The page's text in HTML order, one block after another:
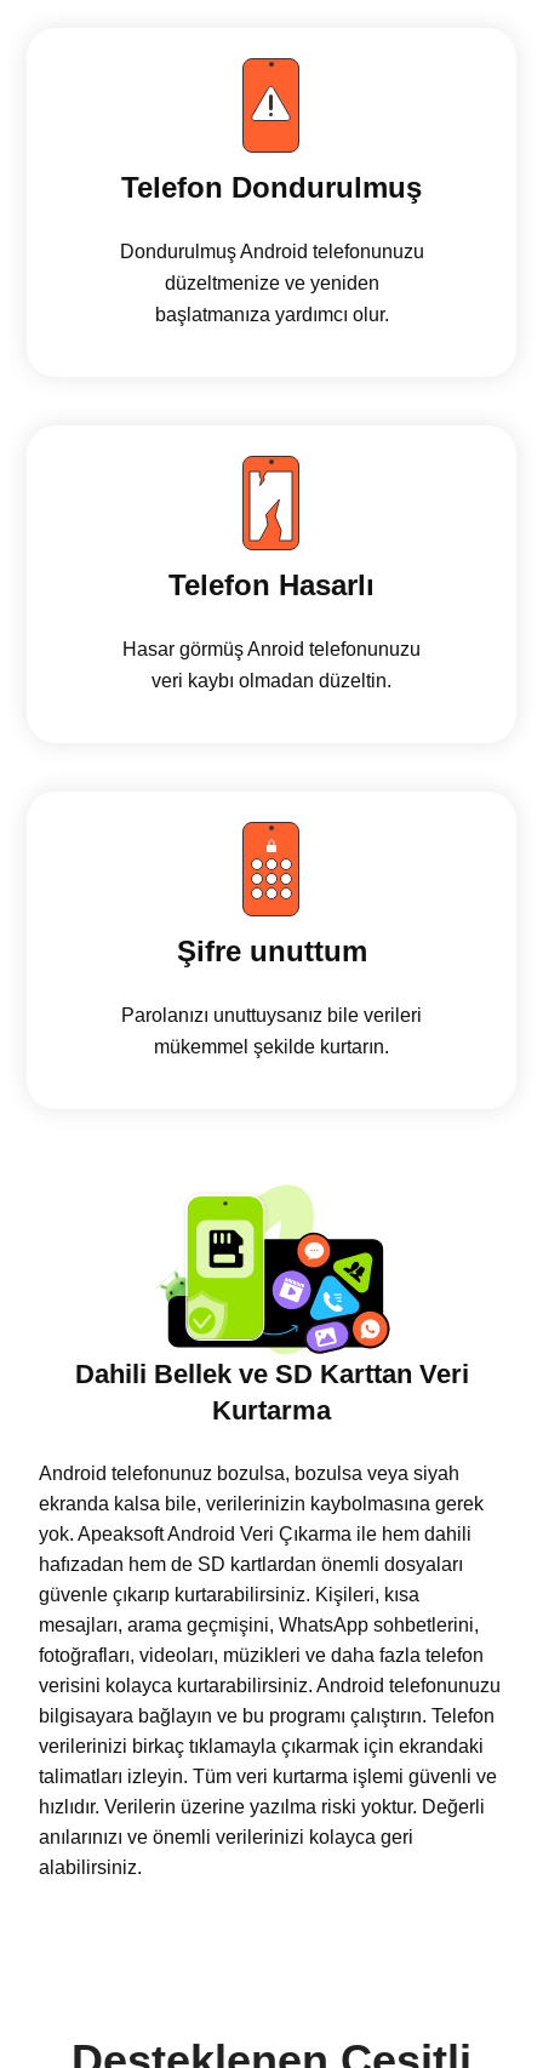
Telefon Dondurulmuş
Dondurulmuş Android telefonunuzu
düzeltmenize ve yeniden
başlatmanıza yardımcı olur.
Telefon Hasarlı
Hasar görmüş Anroid telefonunuzu
veri kaybı olmadan düzeltin.
Şifre unuttum
Parolanızı unuttuysanız bile verileri
mükemmel şekilde kurtarın.
Dahili Bellek ve SD Karttan Veri
Kurtarma
Android telefonunuz bozulsa, bozulsa veya siyah
ekranda kalsa bile, verilerinizin kaybolmasına gerek
yok. Apeaksoft Android Veri Çıkarma ile hem dahili
hafızadan hem de SD kartlardan önemli dosyaları
güvenle çıkarıp kurtarabilirsiniz. Kişileri, kısa
mesajları, arama geçmişini, WhatsApp sohbetlerini,
fotoğrafları, videoları, müzikleri ve daha fazla telefon
verisini kolayca kurtarabilirsiniz. Android telefonunuzu
bilgisayara bağlayın ve bu programı çalıştırın. Telefon
verilerinizi birkaç tıklamayla çıkarmak için ekrandaki
talimatları izleyin. Tüm veri kurtarma işlemi güvenli ve
hızlıdır. Verilerin üzerine yazılma riski yoktur. Değerli
anılarınızı ve önemli verilerinizi kolayca geri
alabilirsiniz.